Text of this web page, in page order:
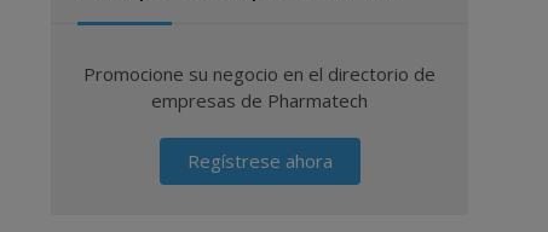
Promocione su negocio en el directorio de
empresas de Pharmatech
Regístrese ahora